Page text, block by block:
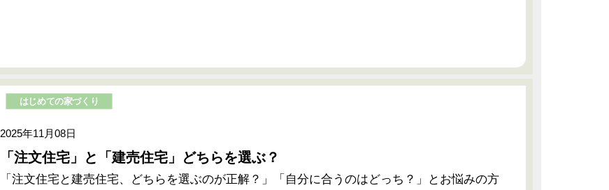
はじめての家づくり
2025年11月08日
「注文住宅」と「建売住宅」どちらを選ぶ？
「注文住宅と建売住宅、どちらを選ぶのが正解？」「自分に合うのはどっち？」とお悩みの方